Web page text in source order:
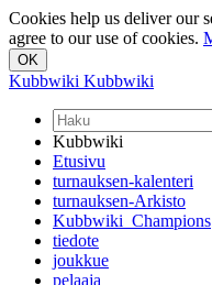
Cookies help us deliver our
agree to our use of cookies.
Kubbwiki Kubbwiki
Kubbwiki
Etusivu
turnauksen-kalenteri
turnauksen-Arkisto
Kubbwiki_Champions
tiedote
joukkue
pelaaja